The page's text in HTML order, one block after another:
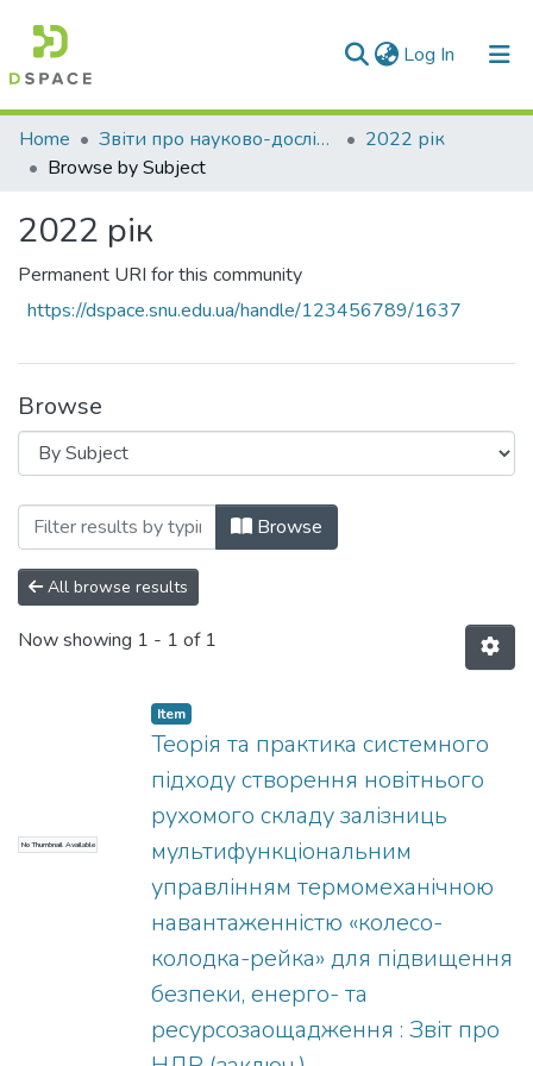
Log In (current)
Communities & Collections
All of DSpace
Home Звіти про науково-дослідну роботу за держбюджетним фінансуванням
2022 рік
Browse by Subject
2022 рік
Permanent URI for this community
https://dspace.snu.edu.ua/handle/123456789/1637
Browse
Browsing 2022 рік by Subject
Browse
All browse results
Now showing 1 - 1 of 1
No Thumbnail Available
Item
Теорія та практика системного
підходу створення новітнього
рухомого складу залізниць
мультифункціональним
управлінням термомеханічною
навантаженністю «колесо-
колодка-рейка» для підвищення
безпеки, енерго- та
ресурсозаощадження : Звіт про